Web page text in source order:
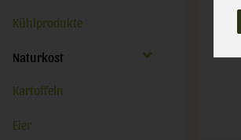
Kühlprodukte
Naturkost
Kartoffeln
Eier